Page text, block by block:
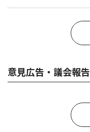
意見広告・議会報告